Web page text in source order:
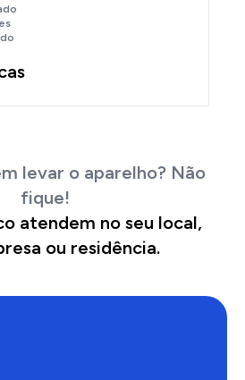
levar o aparelho? Não
fique!
atendem no seu local,
ou residência.